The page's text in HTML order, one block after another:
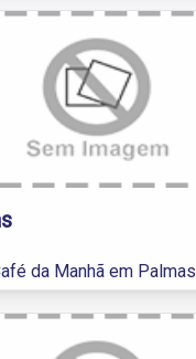
da Manhã em Palmas